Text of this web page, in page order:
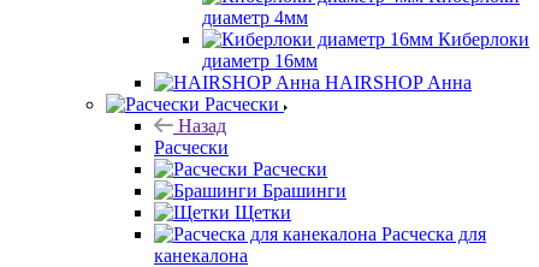
диаметр 4мм
Киберлоки
диаметр 16мм
HAIRSHOP Анна
Расчески
Назад
Расчески
Расчески
Брашинги
Щетки
Расческа для
канекалона